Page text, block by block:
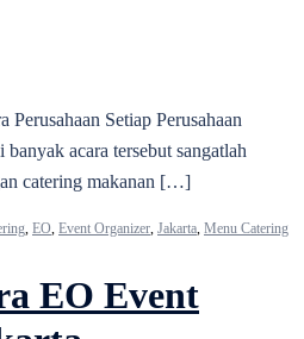
Setiap Perusahaan
acara tersebut sangatlah
catering makanan […]
, EO, Event Organizer, Jakarta, Menu Catering
EO Event